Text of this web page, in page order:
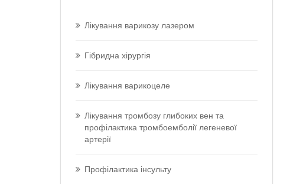
Лікування варикозу лазером
Гібридна хірургія
Лікування варикоцеле
Лікування тромбозу глибоких вен та
профілактика тромбоемболії легеневої
артерії
Профілактика інсульту